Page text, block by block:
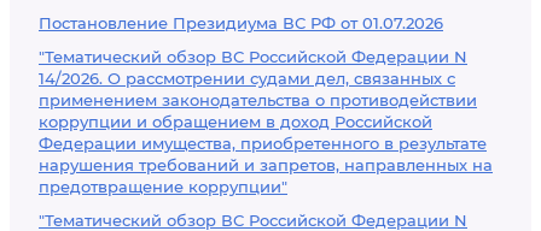
Постановление Президиума ВС РФ от 01.07.2026
"Тематический обзор ВС Российской Федерации N
14/2026. О рассмотрении судами дел, связанных с
применением законодательства о противодействии
коррупции и обращением в доход Российской
Федерации имущества, приобретенного в результате
нарушения требований и запретов, направленных на
предотвращение коррупции"
"Тематический обзор ВС Российской Федерации N